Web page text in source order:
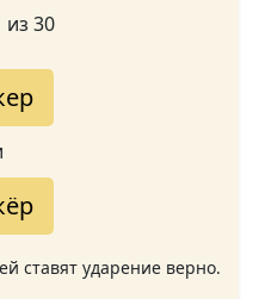
из 30
ставят ударение верно.